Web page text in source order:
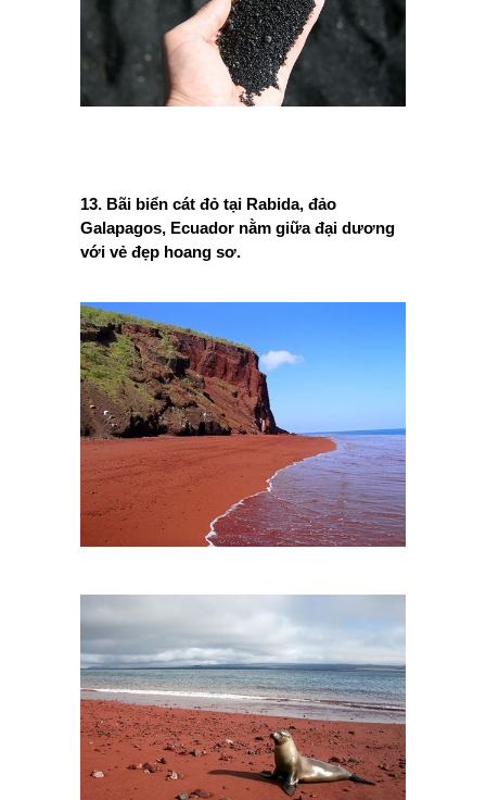
13. Bãi biển cát đỏ tại Rabida, đảo
Galapagos, Ecuador nằm giữa đại dương
với vẻ đẹp hoang sơ.